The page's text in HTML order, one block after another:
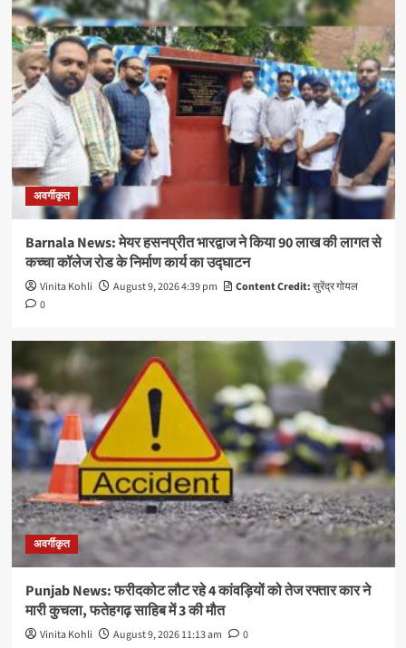
अवर्गीकृत
Barnala News: मेयर हसनप्रीत भारद्वाज ने किया 90 लाख की लागत से
कच्चा कॉलेज रोड के निर्माण कार्य का उद्घाटन
Vinita Kohli August 9, 2026 4:39 pm Content Credit:सुरेंद्र गोयल
0
अवर्गीकृत
Punjab News: फरीदकोट लौट रहे 4 कांवड़ियों को तेज रफ्तार कार ने
मारी कुचला, फतेहगढ़ साहिब में 3 की मौत
Vinita Kohli August 9, 2026 11:13 am 0